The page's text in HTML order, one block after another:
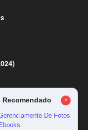
Recomendado ×
De Fotos
Ebooks